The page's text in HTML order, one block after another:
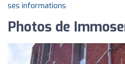
ses informations
Photos de